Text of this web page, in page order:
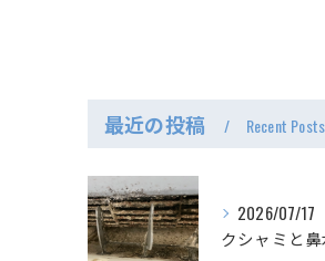
最近の投稿 Recent Posts
2026/07/17